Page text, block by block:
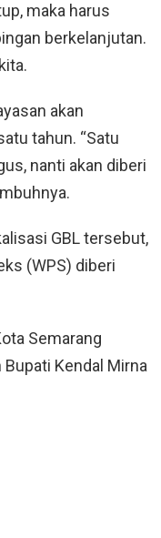
maka harus
berkelanjutan.
akan
tahun. “Satu
nanti akan diberi
GBL tersebut,
(WPS) diberi
Semarang
Bupati Kendal Mirna